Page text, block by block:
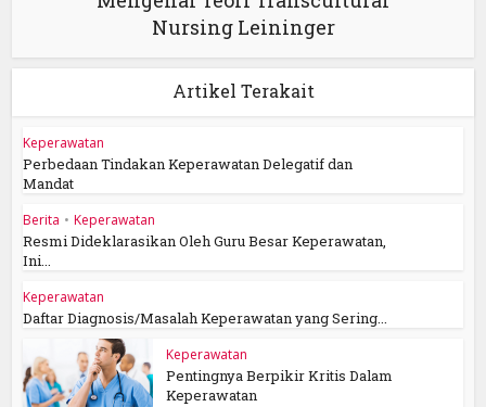
Nursing Leininger
Artikel Terakait
Keperawatan
Perbedaan Tindakan Keperawatan Delegatif dan
Mandat
Berita • Keperawatan
Resmi Dideklarasikan Oleh Guru Besar Keperawatan,
Ini...
Keperawatan
Daftar Diagnosis/Masalah Keperawatan yang Sering...
Keperawatan
Pentingnya Berpikir Kritis Dalam
Keperawatan